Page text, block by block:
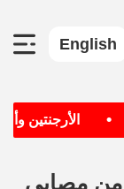
English
الأرجنتين
من مصابي